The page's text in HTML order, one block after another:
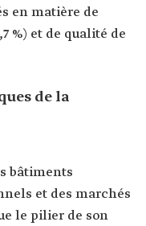
en matière de
%) et de qualité de
de la
bâtiments
et des marchés
le pilier de son